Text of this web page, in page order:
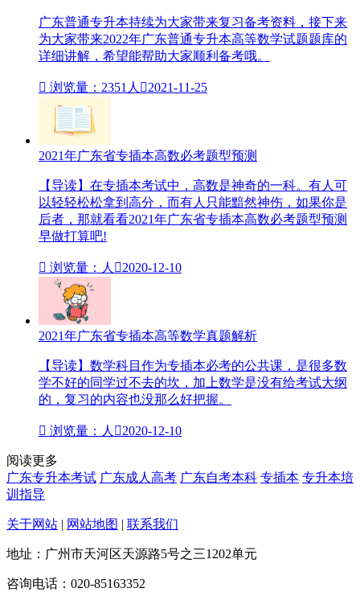
广东普通专升本持续为大家带来复习备考资料，接下来
为大家带来2022年广东普通专升本高等数学试题题库的
详细讲解，希望能帮助大家顺利备考哦。
 浏览量：2351人 2021-11-25
2021年广东省专插本高数必考题型预测
【导读】在专插本考试中，高数是神奇的一科。有人可
以轻轻松松拿到高分，而有人只能黯然神伤，如果你是
后者，那就看看2021年广东省专插本高数必考题型预测
早做打算吧!
 浏览量：人 2020-12-10
2021年广东省专插本高等数学真题解析
【导读】数学科目作为专插本必考的公共课，是很多数
学不好的同学过不去的坎，加上数学是没有给考试大纲
的，复习的内容也没那么好把握。
 浏览量：人 2020-12-10
阅读更多
广东专升本考试 广东成人高考 广东自考本科 专插本 专升本培
训指导
关于网站 | 网站地图 | 联系我们
地址：广州市天河区天源路5号之三1202单元
咨询电话：020-85163352